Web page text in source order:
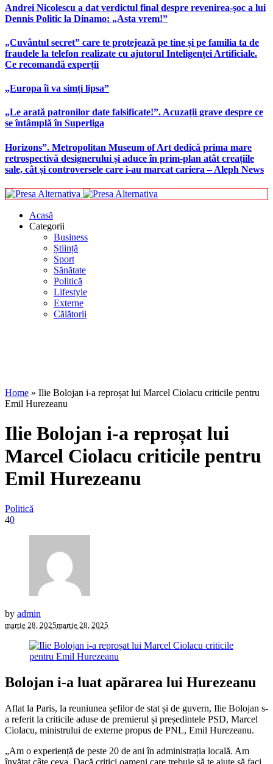
Andrei Nicolescu a dat verdictul final despre revenirea-șoc a lui
Dennis Politic la Dinamo: „Asta vrem!”
„Cuvântul secret” care te protejează pe tine și pe familia ta de
fraudele la telefon realizate cu ajutorul Inteligenței Artificiale.
Ce recomandă experții
„Europa îi va simți lipsa”
„Le arată patronilor date falsificate!”. Acuzații grave despre ce
se întâmplă în Superliga
Horizons”. Metropolitan Museum of Art dedică prima mare
retrospectivă designerului și aduce în prim-plan atât creațiile
sale, cât și controversele care i-au marcat cariera – Aleph News
Acasă
Categorii
Business
Știință
Sport
Sănătate
Politică
Lifestyle
Externe
Călătorii
Home » Ilie Bolojan i-a reproșat lui Marcel Ciolacu criticile pentru
Emil Hurezeanu
Ilie Bolojan i-a reproșat lui
Marcel Ciolacu criticile pentru
Emil Hurezeanu
Politică
40
by admin
martie 28, 2025martie 28, 2025
Bolojan i-a luat apărarea lui Hurezeanu
Aflat la Paris, la reuniunea șefilor de stat și de guvern, Ilie Bolojan s-
a referit la criticile aduse de premierul și președintele PSD, Marcel
Ciolacu, ministrului de externe propus de PNL, Emil Hurezeanu.
„Am o experiență de peste 20 de ani în administrația locală. Am
învățat câte ceva. Dacă critici oameni care trebuie să te ajute să faci